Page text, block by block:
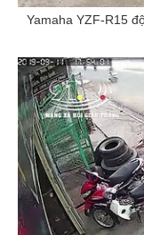
Yamaha YZF-R15